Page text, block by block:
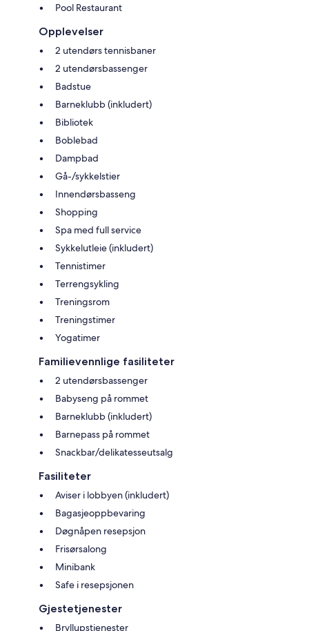
Pool Restaurant
Opplevelser
2 utendørs tennisbaner
2 utendørsbassenger
Badstue
Barneklubb (inkludert)
Bibliotek
Boblebad
Dampbad
Gå-/sykkelstier
Innendørsbasseng
Shopping
Spa med full service
Sykkelutleie (inkludert)
Tennistimer
Terrengsykling
Treningsrom
Treningstimer
Yogatimer
Familievennlige fasiliteter
2 utendørsbassenger
Babyseng på rommet
Barneklubb (inkludert)
Barnepass på rommet
Snackbar/delikatesseutsalg
Fasiliteter
Aviser i lobbyen (inkludert)
Bagasjeoppbevaring
Døgnåpen resepsjon
Frisørsalong
Minibank
Safe i resepsjonen
Gjestetjenester
Bryllupstjenester